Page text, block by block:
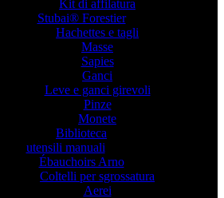
Kit di affilatura
Stubai® Forestier
Hachettes e tagli
Masse
Sapies
Ganci
Leve e ganci girevoli
Pinze
Monete
Biblioteca
utensili manuali
Ébauchoirs Arno
Coltelli per sgrossatura
Aerei